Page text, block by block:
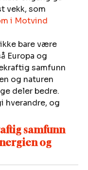
vekk, som
i Motvind
bare være
Europa og
samfunn
og naturen
deler bedre.
hverandre, og
samfunn
og